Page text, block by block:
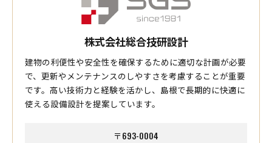
株式会社総合技研設計
建物の利便性や安全性を確保するために適切な計画が必要
で、更新やメンテナンスのしやすさを考慮することが重要
です。高い技術力と経験を活かし、島根で長期的に快適に
使える設備設計を提案しています。
〒693-0004